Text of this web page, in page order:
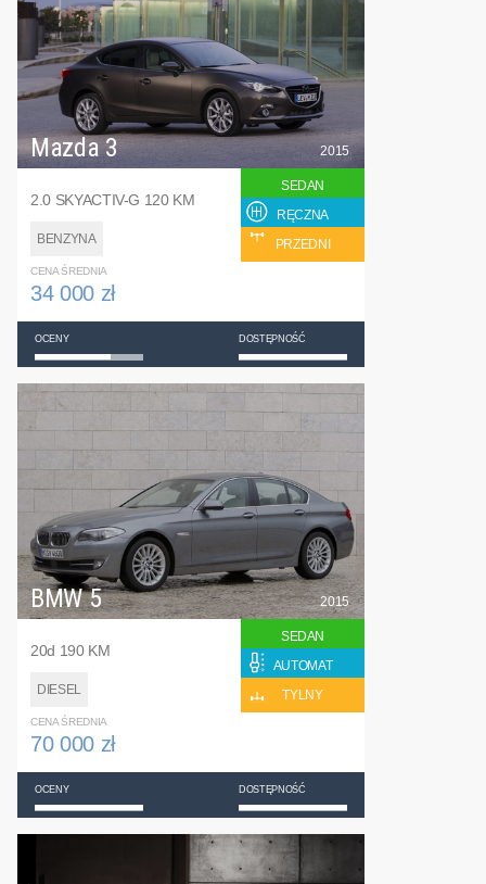
Mazda 3
2.0 SKYACTIV-G 120 KM
BENZYNA
2015
SEDAN
RĘCZNA
PRZEDNI
CENA ŚREDNIA
34 000 zł
OCENY DOSTĘPNOŚĆ
BMW 5
20d 190 KM
DIESEL
2015
SEDAN
AUTOMAT
TYLNY
CENA ŚREDNIA
70 000 zł
OCENY DOSTĘPNOŚĆ